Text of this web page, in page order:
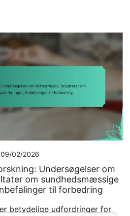
09/02/2026
Undersøgelser om
om sundhedsmæssige
til forbedring
betydelige udfordringer for